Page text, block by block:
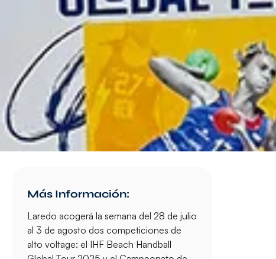
Más Información:
Laredo acogerá la semana del 28 de julio
al 3 de agosto dos competiciones de
alto voltage: el IHF Beach Handball